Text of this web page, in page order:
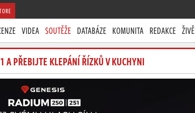
VIDEA SOUTĚŽE DATABÁZE KOMUNITA REDAKCE ŽIVĚ
PŘEBIJTE KLEPÁNÍ ŘÍZKŮ V KUCHYNI